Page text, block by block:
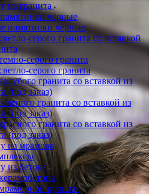
из гранита
чёрные
памятники чёрные
серого гранита со вставкой
серого гранита
серого гранита
гранита со вставкой из
(под заказ)
гранита со вставкой из
(под заказ)
гранита со вставкой из
(под заказ)
из мрамора
из бетона
крошки